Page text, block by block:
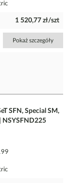
1 520,77 zł/szt
Pokaż szczegóły
SFN, Special SM,